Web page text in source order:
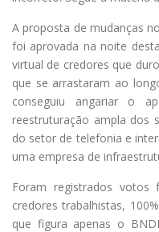
A proposta de mudanças
foi aprovada na noite
virtual de credores que
que se arrastaram ao
conseguiu angariar o
reestruturação ampla dos
do setor de telefonia e
uma empresa de
Foram registrados votos
credores trabalhistas,
que figura apenas o